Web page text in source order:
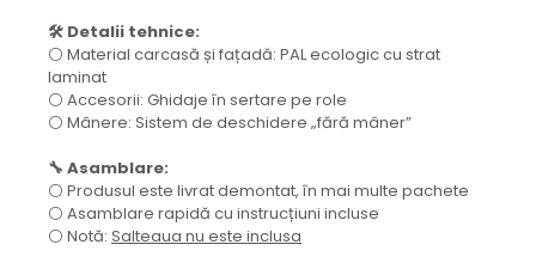
🛠️ Detalii tehnice:
⚪ Material carcasă și fațadă: PAL ecologic cu strat
laminat
⚪ Accesorii: Ghidaje în sertare pe role
⚪ Mânere: Sistem de deschidere „fără mâner”
🔧 Asamblare:
⚪ Produsul este livrat demontat, în mai multe pachete
⚪ Asamblare rapidă cu instrucțiuni incluse
⚪ Notă: Salteaua nu este inclusa